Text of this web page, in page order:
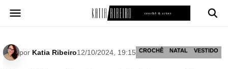
para
por Katia Ribeiro12/10/2024, 19:15 CROCHÊ NATAL VESTIDO